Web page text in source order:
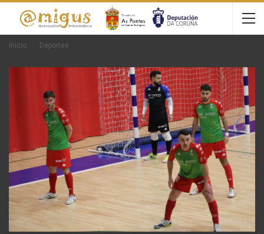
Inicio Deportes